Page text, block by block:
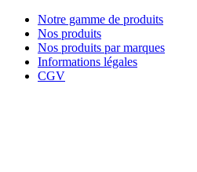
Notre gamme de produits
Nos produits
Nos produits par marques
Informations légales
CGV